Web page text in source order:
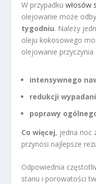
W przypadkuwłosów
olejowanie może
tygodniu. Należy
oleju kokosowego
olejowanie przyczynia
intensywnego
redukcji
poprawy
Co więcej, jedna noc
przynosi najlepsze
Odpowiednia
stanu i porowatości